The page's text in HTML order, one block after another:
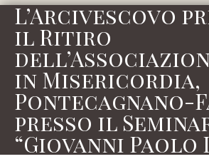
L’Arcivescovo
il Ritiro
in Misericordia,
Pontecagnano-
presso il
“Giovanni Paolo